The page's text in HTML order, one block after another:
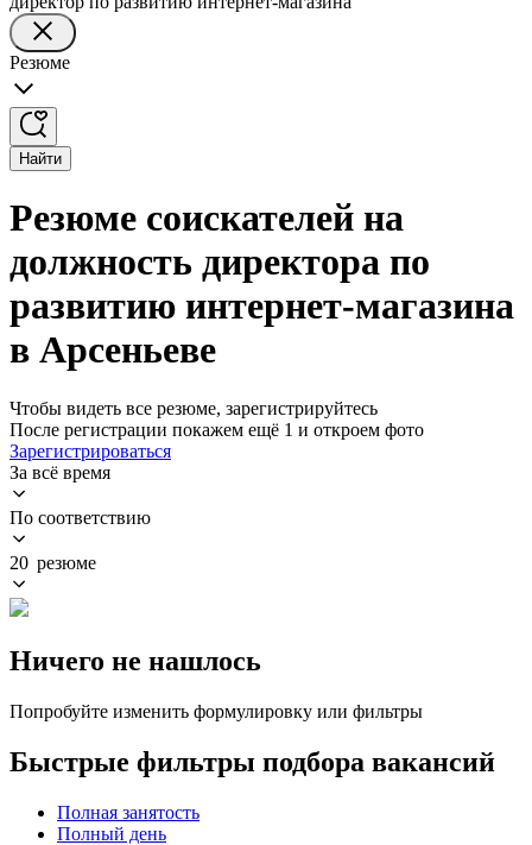
Резюме
Найти
Резюме соискателей на
должность директора по
развитию интернет-магазина
в Арсеньеве
Чтобы видеть все резюме, зарегистрируйтесь
После регистрации покажем ещё 1 и откроем фото
Зарегистрироваться
За всё время
По соответствию
20 резюме
Ничего не нашлось
Попробуйте изменить формулировку или фильтры
Быстрые фильтры подбора вакансий
Полная занятость
Полный день